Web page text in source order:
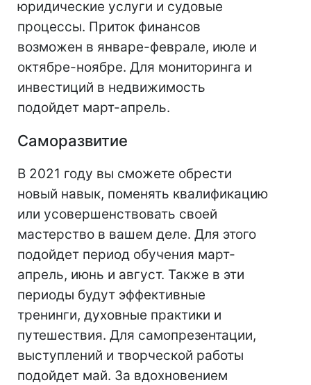
юридические услуги и судовые
процессы. Приток финансов
возможен в январе-феврале, июле и
октябре-ноябре. Для мониторинга и
инвестиций в недвижимость
подойдет март-апрель.
Саморазвитие
В 2021 году вы сможете обрести
новый навык, поменять квалификацию
или усовершенствовать своей
мастерство в вашем деле. Для этого
подойдет период обучения март-
апрель, июнь и август. Также в эти
периоды будут эффективные
тренинги, духовные практики и
путешествия. Для самопрезентации,
выступлений и творческой работы
подойдет май. За вдохновением